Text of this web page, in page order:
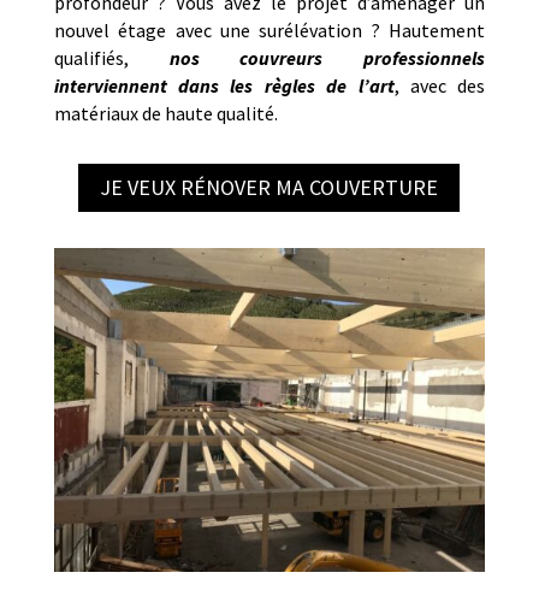
nouvel étage avec une surélévation ? Hautement
qualifiés, nos couvreurs professionnels
interviennent dans les règles de l’art, avec des
matériaux de haute qualité.
JE VEUX RÉNOVER MA COUVERTURE